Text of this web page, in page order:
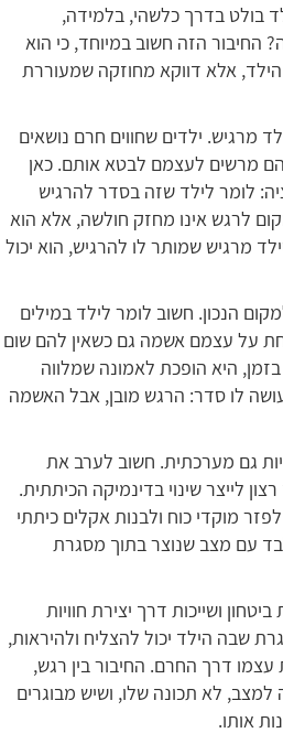
בולט בדרך כלשהי, בלמידה,
הזה חשוב במיוחד, כי הוא
אלא דווקא מחוזקה שמעוררת
מרגיש. ילדים שחווים חרם נושאים
הם מרשים לעצמם לבטא אותם. כאן
לומר לילד שזה בסדר להרגיש
לרגש אינו מחזק חולשה, אלא הוא
מרגיש שמותר לו להרגיש, הוא יכול
הנכון. חשוב לומר לילד במילים
על עצמם אשמה גם כשאין להם שום
היא הופכת לאמונה שמלווה
לו סדר: הרגש מובן, אבל האשמה
גם מערכתית. חשוב לערב את
לייצר שינוי בדינמיקה הכיתתית.
מוקדי כוח ולבנות אקלים כיתתי
עם מצב שנוצר בתוך מסגרת
ושייכות דרך יצירת חוויות
שבה הילד יכול להצליח ולהיראות,
דרך החרם. החיבור בין רגש,
לא תכונה שלו, ושיש מבוגרים
אותו.